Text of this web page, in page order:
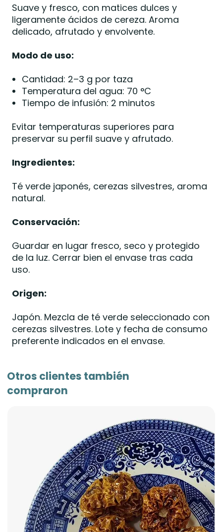
Suave y fresco, con matices dulces y
ligeramente ácidos de cereza. Aroma
delicado, afrutado y envolvente.
Modo de uso:
Cantidad: 2–3 g por taza
Temperatura del agua: 70 °C
Tiempo de infusión: 2 minutos
Evitar temperaturas superiores para
preservar su perfil suave y afrutado.
Ingredientes:
Té verde japonés, cerezas silvestres, aroma
natural.
Conservación:
Guardar en lugar fresco, seco y protegido
de la luz. Cerrar bien el envase tras cada
uso.
Origen:
Japón. Mezcla de té verde seleccionado con
cerezas silvestres. Lote y fecha de consumo
preferente indicados en el envase.
Otros clientes también
compraron